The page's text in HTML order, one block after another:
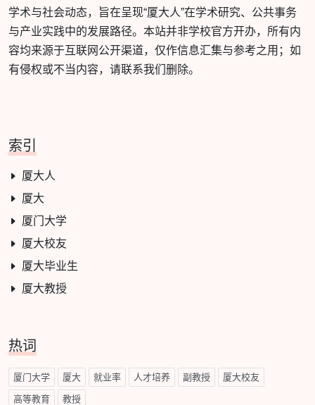
学术与社会动态，旨在呈现“厦大人”在学术研究、公共事务
与产业实践中的发展路径。本站并非学校官方开办，所有内
容均来源于互联网公开渠道，仅作信息汇集与参考之用；如
有侵权或不当内容，请联系我们删除。
索引
厦大人
厦大
厦门大学
厦大校友
厦大毕业生
厦大教授
热词
厦门大学 厦大 就业率 人才培养 副教授 厦大校友
高等教育 教授